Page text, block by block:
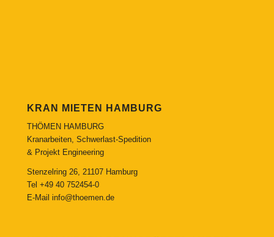
KRAN MIETEN HAMBURG
THÖMEN HAMBURG
Kranarbeiten, Schwerlast-Spedition
& Projekt Engineering
Stenzelring 26, 21107 Hamburg
Tel +49 40 752454-0
E-Mail info@thoemen.de